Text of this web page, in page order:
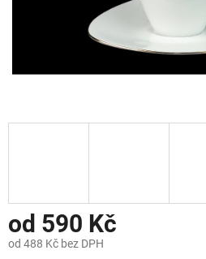
od 590 Kč
od 488 Kč bez DPH